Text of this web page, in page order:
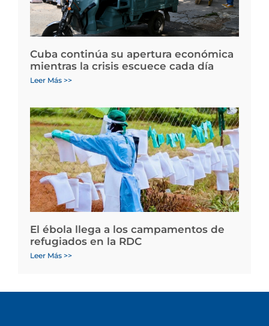
Cuba continúa su apertura económica
mientras la crisis escuece cada día
Leer Más >>
El ébola llega a los campamentos de
refugiados en la RDC
Leer Más >>